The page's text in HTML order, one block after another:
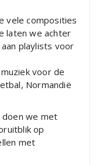
vele composities
laten we achter
playlists voor
voor de
Normandië
doen we met
op
met